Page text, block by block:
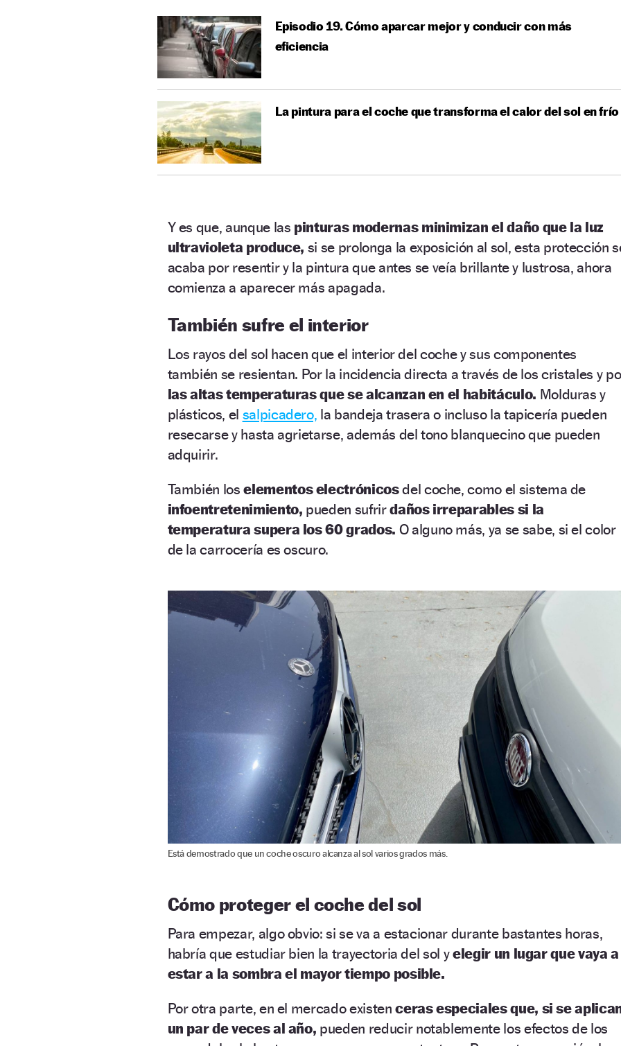
Episodio 19. Cómo aparcar mejor y conducir con más
eficiencia
La pintura para el coche que transforma el calor del sol en frío
Y es que, aunque las pinturas modernas minimizan el daño que la luz
ultravioleta produce, si se prolonga la exposición al sol, esta protección
acaba por resentir y la pintura que antes se veía brillante y lustrosa, ahora
comienza a aparecer más apagada.
También sufre el interior
Los rayos del sol hacen que el interior del coche y sus componentes
también se resientan. Por la incidencia directa a través de los cristales y
las altas temperaturas que se alcanzan en el habitáculo. Molduras y
plásticos, el salpicadero, la bandeja trasera o incluso la tapicería pueden
resecarse y hasta agrietarse, además del tono blanquecino que pueden
adquirir.
También loselementos electrónicosdel coche, como el sistema de
infoentretenimiento, pueden sufrirdaños irreparables si la
temperatura supera los 60 grados. O alguno más, ya se sabe, si el color
de la carrocería es oscuro.
Está demostrado que un coche oscuro alcanza al sol varios grados más.
Cómo proteger el coche del sol
Para empezar, algo obvio: si se va a estacionar durante bastantes horas,
habría que estudiar bien la trayectoria del sol yelegir un lugar que vaya a
estar a la sombra el mayor tiempo posible.
Por otra parte, en el mercado existenceras especiales que, si se
un par de veces al año, pueden reducir notablemente los efectos de los